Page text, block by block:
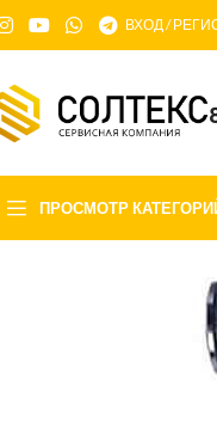
ВХОД /
ПРОСМОТР